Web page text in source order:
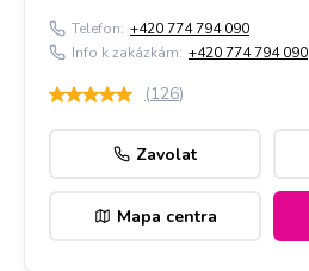
Telefon: +420 774 794 090
Info k zakázkám: +420 774 794 090
(126)
Zavolat
Mapa centra